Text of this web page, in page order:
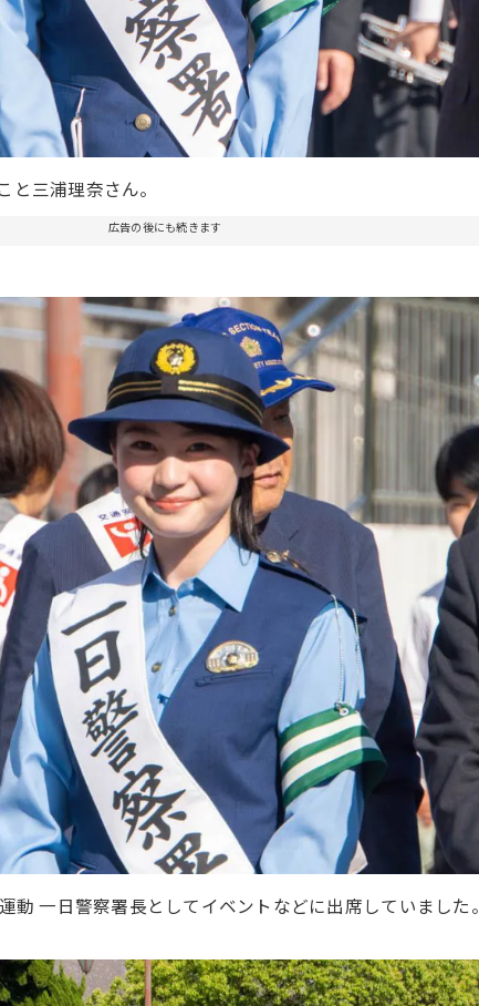
三浦理奈さん。
広告の後にも続きます
動 一日警察署長としてイベントなどに出席していました。